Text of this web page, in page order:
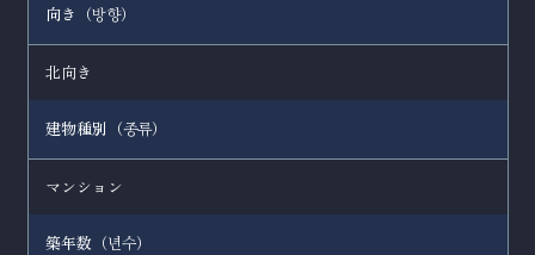
向き（방향）
北向き
建物種別（종류）
マンション
築年数（년수）